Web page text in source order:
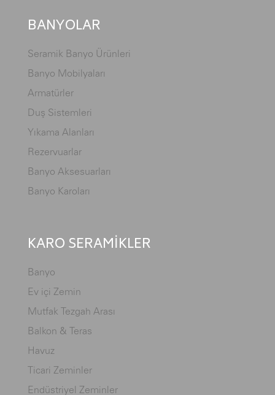
BANYOLAR
Seramik Banyo Ürünleri
Banyo Mobilyaları
Armatürler
Duş Sistemleri
Yıkama Alanları
Rezervuarlar
Banyo Aksesuarları
Banyo Karoları
KARO SERAMİKLER
Banyo
Ev içi Zemin
Mutfak Tezgah Arası
Balkon & Teras
Havuz
Ticari Zeminler
Endüstriyel Zeminler